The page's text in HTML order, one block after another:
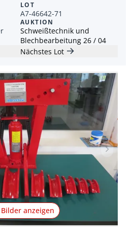
LOT
A7-46642-71
AUKTION
Schweißtechnik und
Blechbearbeitung 26 / 04
Nächstes Lot
anzeigen